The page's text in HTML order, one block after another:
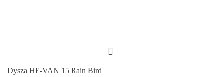
Dysza HE-VAN 15 Rain Bird